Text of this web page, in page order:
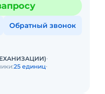
Обратный звонок
25 единиц